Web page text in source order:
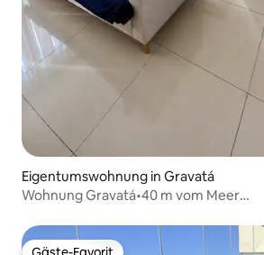
Eigentumswohnung in Gravatá
Wohnung Gravatá•40 m vom Meer
Carre